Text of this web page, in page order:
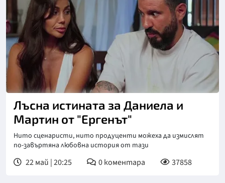
Лъсна истината за Даниела и
Мартин от "Ергенът"
Нито сценаристи, нито продуценти можеха да измислят
по-завъртяна любовна история от тази
22 май | 20:25 0коментара 37858